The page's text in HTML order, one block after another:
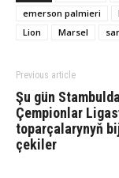
emerson palmieri
Lion
Marsel
Previous article
Şu gün Stambulda
Çempionlar
toparçalarynyň
çekiler